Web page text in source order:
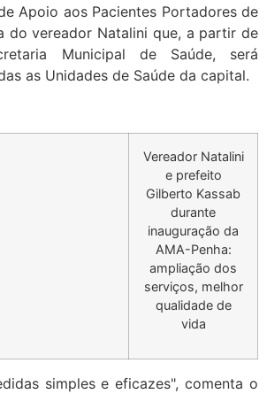
Apoio aos Pacientes Portadores de
do vereador Natalini que, a partir de
Municipal de Saúde, será
as Unidades de Saúde da capital.
Vereador Natalini
e prefeito
Gilberto Kassab
durante
inauguração da
AMA-Penha:
ampliação dos
serviços, melhor
qualidade de
vida
simples e eficazes", comenta o